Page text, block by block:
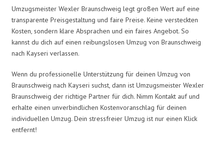
Umzugsmeister Wexler Braunschweig legt großen Wert auf eine
transparente Preisgestaltung und faire Preise. Keine versteckten
Kosten, sondern klare Absprachen und ein faires Angebot. So
kannst du dich auf einen reibungslosen Umzug von Braunschweig
nach Kayseri verlassen.
Wenn du professionelle Unterstützung für deinen Umzug von
Braunschweig nach Kayseri suchst, dann ist Umzugsmeister Wexler
Braunschweig der richtige Partner für dich. Nimm Kontakt auf und
erhalte einen unverbindlichen Kostenvoranschlag für deinen
individuellen Umzug. Dein stressfreier Umzug ist nur einen Klick
entfernt!